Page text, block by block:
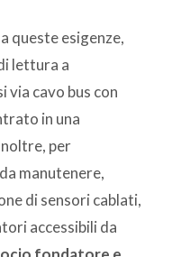
queste esigenze,
lettura a
via cavo bus con
in una
per
manutenere,
di sensori cablati,
accessibili da